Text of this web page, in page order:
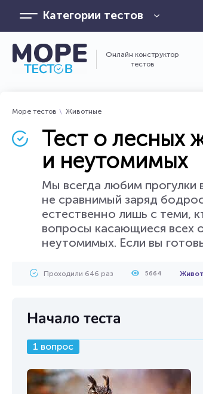
Категории тестов
Онлайн конструктор
тестов
Море тестов Животные
Тест о лесных
и неутомимых
Мы всегда любим прогулки
не сравнимый заряд
естественно лишь с теми,
вопросы касающиеся всех
неутомимых. Если вы
Проходили 646 раз 5664
Начало теста
1 вопрос